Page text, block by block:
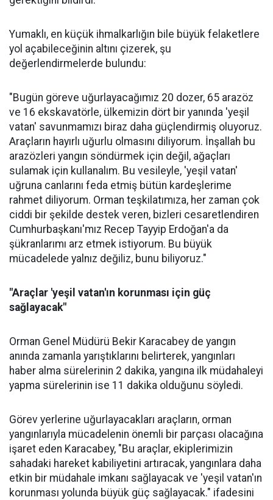
Yumaklı, en küçük ihmalkarlığın bile büyük felaketlere
yol açabileceğinin altını çizerek, şu
değerlendirmelerde bulundu:
"Bugün göreve uğurlayacağımız 20 dozer, 65 arazöz
ve 16 ekskavatörle, ülkemizin dört bir yanında 'yeşil
vatan' savunmamızı biraz daha güçlendirmiş oluyoruz.
Araçların hayırlı uğurlu olmasını diliyorum. İnşallah bu
arazözleri yangın söndürmek için değil, ağaçları
sulamak için kullanalım. Bu vesileyle, 'yeşil vatan'
uğruna canlarını feda etmiş bütün kardeşlerime
rahmet diliyorum. Orman teşkilatımıza, her zaman çok
ciddi bir şekilde destek veren, bizleri cesaretlendiren
Cumhurbaşkanı'mız Recep Tayyip Erdoğan'a da
şükranlarımı arz etmek istiyorum. Bu büyük
mücadelede yalnız değiliz, bunu biliyoruz."
"Araçlar 'yeşil vatan'ın korunması için güç
sağlayacak"
Orman Genel Müdürü Bekir Karacabey de yangın
anında zamanla yarıştıklarını belirterek, yangınları
haber alma sürelerinin 2 dakika, yangına ilk müdahaleyi
yapma sürelerinin ise 11 dakika olduğunu söyledi.
Görev yerlerine uğurlayacakları araçların, orman
yangınlarıyla mücadelenin önemli bir parçası olacağına
işaret eden Karacabey, "Bu araçlar, ekiplerimizin
sahadaki hareket kabiliyetini artıracak, yangınlara daha
etkin bir müdahale imkanı sağlayacak ve 'yeşil vatan'ın
korunması yolunda büyük güç sağlayacak." ifadesini